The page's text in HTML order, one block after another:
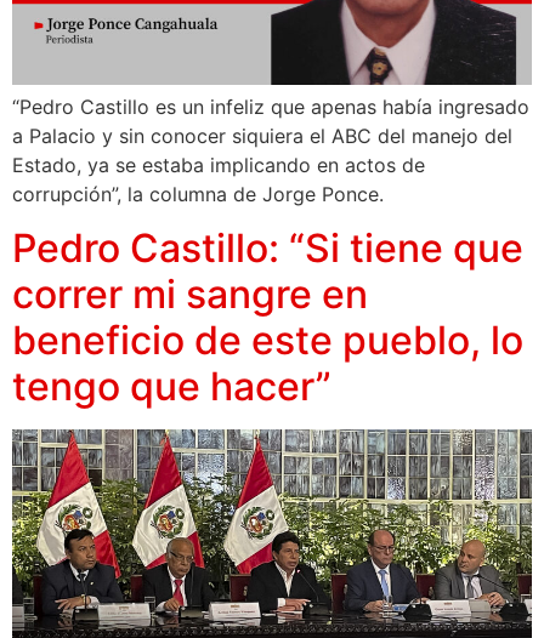
“Pedro Castillo es un infeliz que apenas había ingresado
a Palacio y sin conocer siquiera el ABC del manejo del
Estado, ya se estaba implicando en actos de
corrupción”, la columna de Jorge Ponce.
Pedro Castillo: “Si tiene que
correr mi sangre en
beneficio de este pueblo, lo
tengo que hacer”